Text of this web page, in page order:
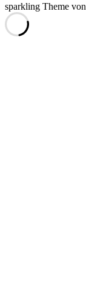
sparkling Theme von